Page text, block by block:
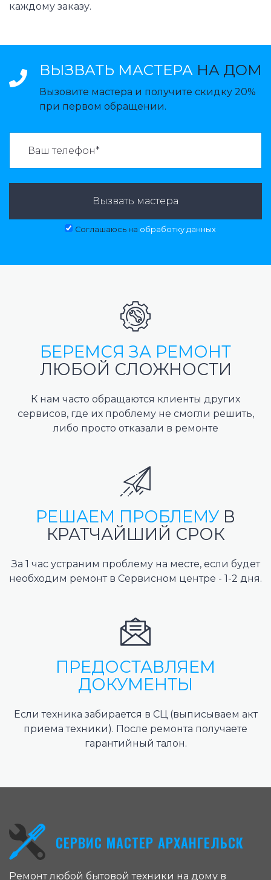
каждому заказу.
ВЫЗВАТЬ МАСТЕРА НА ДОМ
Вызовите мастера и получите скидку 20%
при первом обращении.
Вызвать мастера
Соглашаюсь на обработку данных
БЕРЕМСЯ ЗА РЕМОНТ
ЛЮБОЙ СЛОЖНОСТИ
К нам часто обращаются клиенты других
сервисов, где их проблему не смогли решить,
либо просто отказали в ремонте
РЕШАЕМ ПРОБЛЕМУ В
КРАТЧАЙШИЙ СРОК
За 1 час устраним проблему на месте, если будет
необходим ремонт в Сервисном центре - 1-2 дня.
ПРЕДОСТАВЛЯЕМ
ДОКУМЕНТЫ
Если техника забирается в СЦ (выписываем акт
приема техники). После ремонта получаете
гарантийный талон.
СЕРВИС МАСТЕР АРХАНГЕЛЬСК
Ремонт любой бытовой техники на дому в